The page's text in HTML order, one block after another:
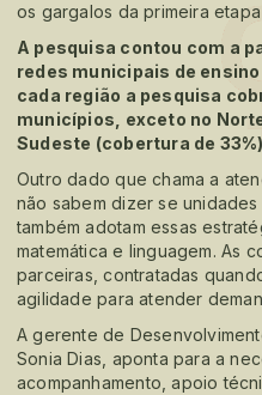
os gargalos da primeira
A pesquisa contou com a
redes municipais de
cada região a pesquisa
municípios, exceto no
Sudeste (cobertura de
Outro dado que chama a
não sabem dizer se
também adotam essas
matemática e linguagem. As
parceiras, contratadas
agilidade para atender
A gerente de
Sonia Dias, aponta para a
acompanhamento, apoio